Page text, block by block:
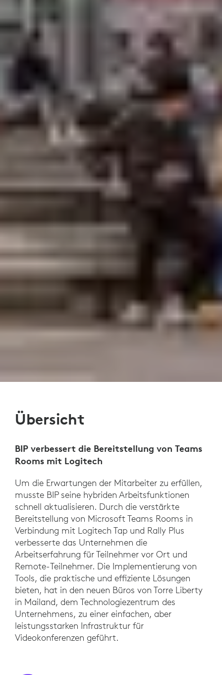
Übersicht
BIP verbessert die Bereitstellung von Teams
Rooms mit Logitech
Um die Erwartungen der Mitarbeiter zu erfüllen,
musste BIP seine hybriden Arbeitsfunktionen
schnell aktualisieren. Durch die verstärkte
Bereitstellung von Microsoft Teams Rooms in
Verbindung mit Logitech Tap und Rally Plus
verbesserte das Unternehmen die
Arbeitserfahrung für Teilnehmer vor Ort und
Remote-Teilnehmer. Die Implementierung von
Tools, die praktische und effiziente Lösungen
bieten, hat in den neuen Büros von Torre Liberty
in Mailand, dem Technologiezentrum des
Unternehmens, zu einer einfachen, aber
leistungsstarken Infrastruktur für
Videokonferenzen geführt.